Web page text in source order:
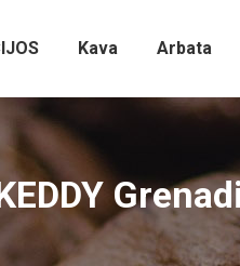
Kava Arbata